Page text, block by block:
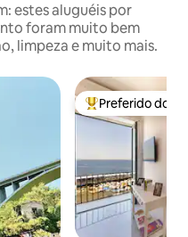
estes aluguéis por
foram muito bem
limpeza e muito mais.
hóspedes Entre os
Preferido dos